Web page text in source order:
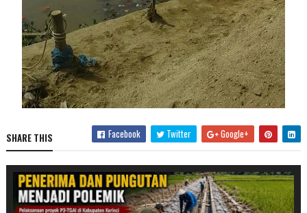
SHARE THIS Facebook Twitter Google+